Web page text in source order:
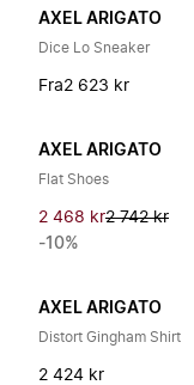
AXEL ARIGATO
Dice Lo Sneaker
Fra2 623 kr
AXEL ARIGATO
Flat Shoes
2 468 kr2 742 kr
-10%
AXEL ARIGATO
Distort Gingham Shirt
2 424 kr